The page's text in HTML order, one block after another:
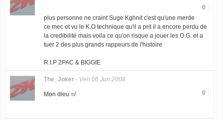
0
plus personne ne craint Suge Kghnit c'est qu'une merde
ce mec et vu le K.O technique qu'il a prit il a encore perdu de
la credibilité mais voila ce qu'on risque a jouer les O.G. et a
tuer 2 des plus grands rappeurs de l'histoire
R.I.P 2PAC & BIGGIE
The_Joker- Ven 06 Jun 2008
0
Mon dieu =/